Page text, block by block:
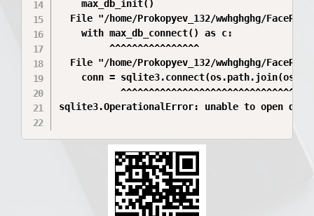
    max_db_init()
File "/home/Prokopyev_132/wwhghghg/
    with max_db_connect() as c:
         ^^^^^^^^^^^^^^^^
File "/home/Prokopyev_132/wwhghghg/
conn =
sqlite3.OperationalError: unable to open